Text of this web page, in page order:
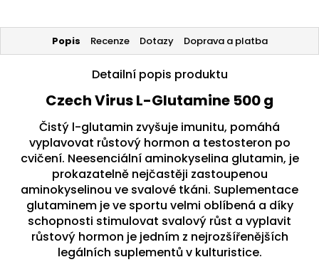
Popis Recenze Dotazy Doprava a platba
Detailní popis produktu
Czech Virus L-Glutamine 500 g
Čistý l-glutamin zvyšuje imunitu, pomáhá
vyplavovat růstový hormon a testosteron po
cvičení. Neesenciální aminokyselina glutamin, je
prokazatelně nejčastěji zastoupenou
aminokyselinou ve svalové tkáni. Suplementace
glutaminem je ve sportu velmi oblíbená a díky
schopnosti stimulovat svalový růst a vyplavit
růstový hormon je jedním z nejrozšířenějších
legálních suplementů v kulturistice.